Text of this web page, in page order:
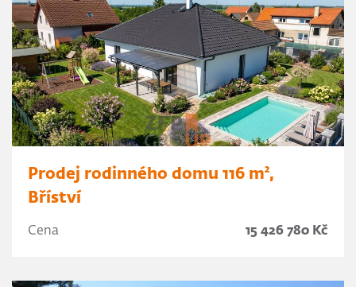
Prodej rodinného domu 116 m²,
Bříství
Cena 15 426 780 Kč